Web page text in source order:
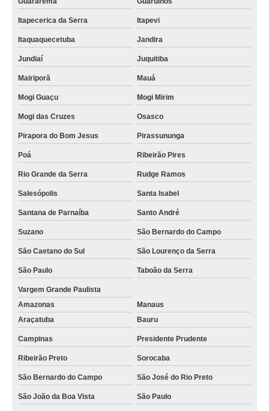
Itapecerica da Serra Itapevi
Itaquaquecetuba Jandira
Jundiaí Juquitiba
Mairiporã Mauá
Mogi Guaçu Mogi Mirim
Mogi das Cruzes Osasco
Pirapora do Bom Jesus Pirassununga
Poá Ribeirão Pires
Rio Grande da Serra Rudge Ramos
Salesópolis Santa Isabel
Santana de Parnaíba Santo André
Suzano São Bernardo do Campo
São Caetano do Sul São Lourenço da Serra
São Paulo Taboão da Serra
Vargem Grande Paulista
Amazonas
Manaus
Araçatuba
Bauru
Campinas Presidente Prudente
Ribeirão Preto Sorocaba
São Bernardo do Campo São José do Rio Preto
São João da Boa Vista São Paulo